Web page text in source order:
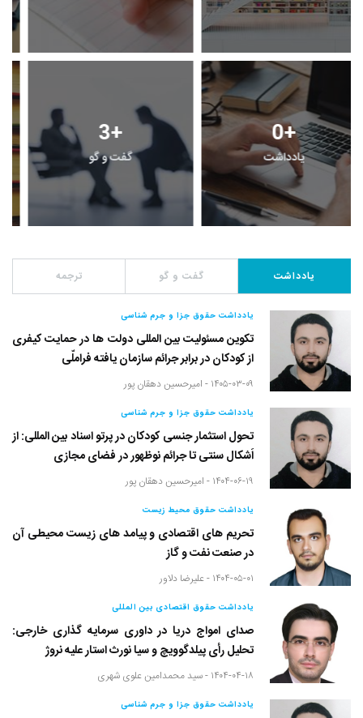
+
گفت و گو
0+
یادداشت
یادداشت گفت و گو ترجمه
یادداشت حقوق جزا و جرم شناسی
تکوین مسئولیت بین المللی دولت ها در حمایت کیفری
از کودکان در برابر جرائم سازمان یافته فراملّی
۱۴۰۵-۰۳-۰۹ - امیرحسین دهقان پور
یادداشت حقوق جزا و جرم شناسی
تحول استثمار جنسی کودکان در پرتو اسناد بین المللی: از
اَشکال سنتی تا جرائم نوظهور در فضای مجازی
۱۴۰۴-۰۶-۱۹ - امیرحسین دهقان پور
یادداشت حقوق محیط زیست
تحریم های اقتصادی و پیامد های زیست محیطی آن
در صنعت نفت و گاز
۱۴۰۴-۰۵-۰۱ - علیرضا دلاور
یادداشت حقوق اقتصادی بین المللی
صدای امواج دریا در داوری سرمایه گذاری خارجی:
تحلیل رأی پیلدگوویچ و سیا نورث استار علیه نروژ
۱۴۰۴-۰۴-۱۸ - سید محمدامین علوی شهری
یادداشت حقوق جزا و جرم شناسی